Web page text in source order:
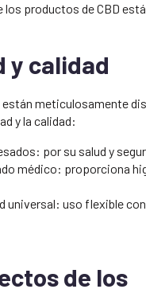
los productos de CBD
y calidad
meticulosamente
y la calidad:
por su salud y
médico: proporciona
universal: uso flexible
de los